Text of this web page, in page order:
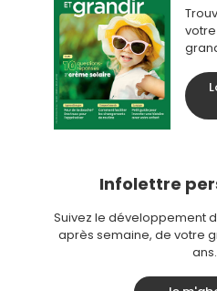
Infolettre
Suivez le développement
après semaine, de votre
ans.